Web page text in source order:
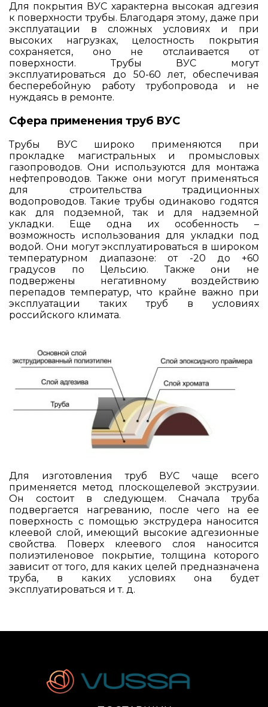
Для покрытия ВУС характерна высокая адгезия
к поверхности трубы. Благодаря этому, даже при
эксплуатации в сложных условиях и при
высоких нагрузках, целостность покрытия
сохраняется, оно не отслаивается от
поверхности. Трубы ВУС могут
эксплуатироваться до 50-60 лет, обеспечивая
бесперебойную работу трубопровода и не
нуждаясь в ремонте.
Сфера применения труб ВУС
Трубы ВУС широко применяются при
прокладке магистральных и промысловых
газопроводов. Они используются для монтажа
нефтепроводов. Также они могут применяться
для строительства традиционных
водопроводов. Такие трубы одинаково годятся
как для подземной, так и для надземной
укладки. Еще одна их особенность –
возможность использования для укладки под
водой. Они могут эксплуатироваться в широком
температурном диапазоне: от -20 до +60
градусов по Цельсию. Также они не
подвержены негативному воздействию
перепадов температур, что крайне важно при
эксплуатации таких труб в условиях
российского климата.
Для изготовления труб ВУС чаще всего
применяется метод плоскощелевой экструзии.
Он состоит в следующем. Сначала труба
подвергается нагреванию, после чего на ее
поверхность с помощью экструдера наносится
клеевой слой, имеющий высокие адгезионные
свойства. Поверх клеевого слоя наносится
полиэтиленовое покрытие, толщина которого
зависит от того, для каких целей предназначена
труба, в каких условиях она будет
эксплуатироваться и т. д.